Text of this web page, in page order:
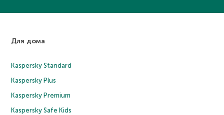
Для дома
Kaspersky Standard
Kaspersky Plus
Kaspersky Premium
Kaspersky Safe Kids